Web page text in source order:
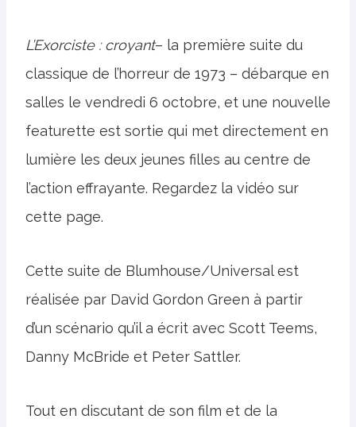
L’Exorciste : croyant– la première suite du
classique de l’horreur de 1973 – débarque en
salles le vendredi 6 octobre, et une nouvelle
featurette est sortie qui met directement en
lumière les deux jeunes filles au centre de
l’action effrayante. Regardez la vidéo sur
cette page.
Cette suite de Blumhouse/Universal est
réalisée par David Gordon Green à partir
d’un scénario qu’il a écrit avec Scott Teems,
Danny McBride et Peter Sattler.
Tout en discutant de son film et de la